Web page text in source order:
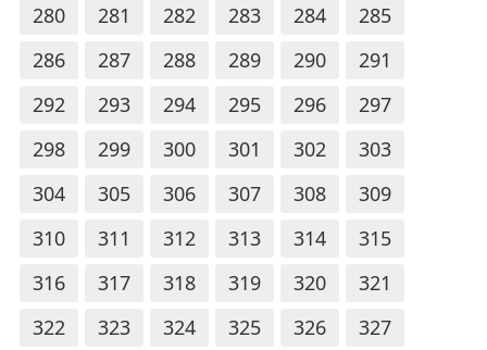
280
281 282 283 284
285
286
287 288 289 290
291
292
293 294 295 296
297
298
299 300 301 302
303
304
305 306 307 308
309
310
311 312 313 314
315
316
317 318 319 320
321
322
323 324 325 326
327